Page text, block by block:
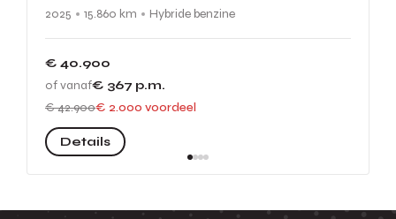
2025
15.860 km Hybride benzine
€ 40.900
of vanaf€ 367 p.m.
€ 42.900€ 2.000 voordeel
Details